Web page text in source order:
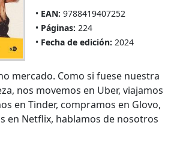
EAN: 9788419407252
Páginas: 224
Fecha de edición: 2024
mercado. Como si fuese nuestra
nos movemos en Uber, viajamos
en Tinder, compramos en Glovo,
en Netflix, hablamos de nosotros